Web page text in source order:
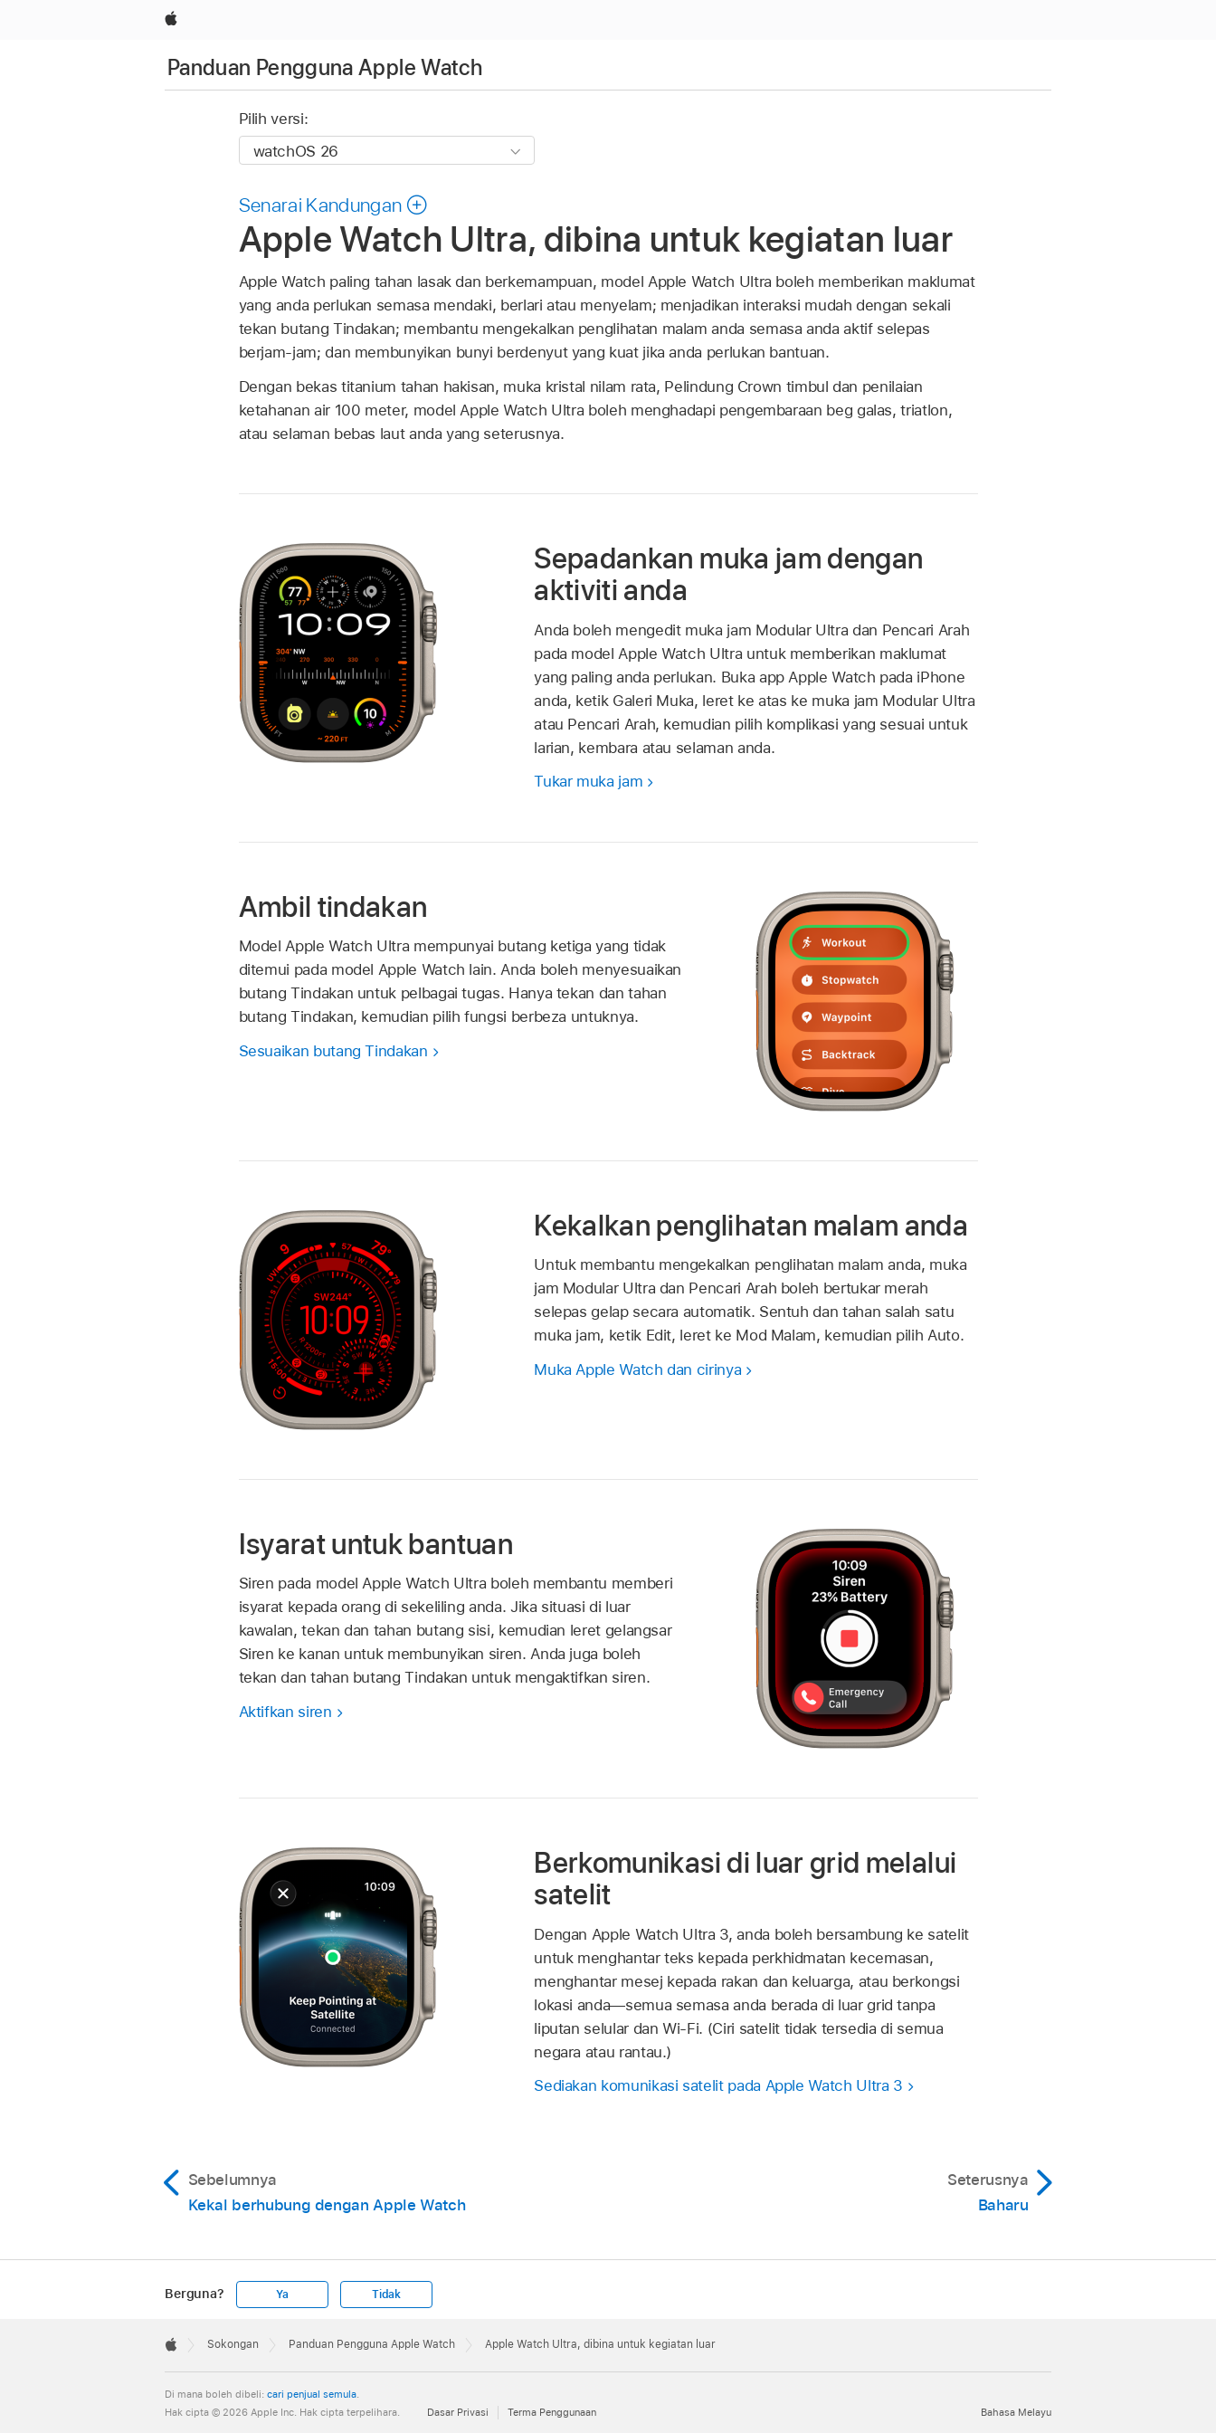
Apple
Panduan Pengguna Apple Watch
Pilih versi:
Senarai Kandungan
Apple Watch Ultra, dibina untuk kegiatan luar
Apple Watch paling tahan lasak dan berkemampuan, model Apple Watch Ultra boleh memberikan maklumat
yang anda perlukan semasa mendaki, berlari atau menyelam; menjadikan interaksi mudah dengan sekali
tekan butang Tindakan; membantu mengekalkan penglihatan malam anda semasa anda aktif selepas
berjam-jam; dan membunyikan bunyi berdenyut yang kuat jika anda perlukan bantuan.
Dengan bekas titanium tahan hakisan, muka kristal nilam rata, Pelindung Crown timbul dan penilaian
ketahanan air 100 meter, model Apple Watch Ultra boleh menghadapi pengembaraan beg galas, triatlon,
atau selaman bebas laut anda yang seterusnya.
Sepadankan muka jam dengan
aktiviti anda
Anda boleh mengedit muka jam Modular Ultra dan Pencari Arah
pada model Apple Watch Ultra untuk memberikan maklumat
yang paling anda perlukan. Buka app Apple Watch pada iPhone
anda, ketik Galeri Muka, leret ke atas ke muka jam Modular Ultra
atau Pencari Arah, kemudian pilih komplikasi yang sesuai untuk
larian, kembara atau selaman anda.
Tukar muka jam
Ambil tindakan
Model Apple Watch Ultra mempunyai butang ketiga yang tidak
ditemui pada model Apple Watch lain. Anda boleh menyesuaikan
butang Tindakan untuk pelbagai tugas. Hanya tekan dan tahan
butang Tindakan, kemudian pilih fungsi berbeza untuknya.
Sesuaikan butang Tindakan
Kekalkan penglihatan malam anda
Untuk membantu mengekalkan penglihatan malam anda, muka
jam Modular Ultra dan Pencari Arah boleh bertukar merah
selepas gelap secara automatik. Sentuh dan tahan salah satu
muka jam, ketik Edit, leret ke Mod Malam, kemudian pilih Auto.
Muka Apple Watch dan cirinya
Isyarat untuk bantuan
Siren pada model Apple Watch Ultra boleh membantu memberi
isyarat kepada orang di sekeliling anda. Jika situasi di luar
kawalan, tekan dan tahan butang sisi, kemudian leret gelangsar
Siren ke kanan untuk membunyikan siren. Anda juga boleh
tekan dan tahan butang Tindakan untuk mengaktifkan siren.
Aktifkan siren
Berkomunikasi di luar grid melalui
satelit
Dengan Apple Watch Ultra 3, anda boleh bersambung ke satelit
untuk menghantar teks kepada perkhidmatan kecemasan,
menghantar mesej kepada rakan dan keluarga, atau berkongsi
lokasi anda—semua semasa anda berada di luar grid tanpa
liputan selular dan Wi-Fi. (Ciri satelit tidak tersedia di semua
negara atau rantau.)
Sediakan komunikasi satelit pada Apple Watch Ultra 3
Sebelumnya
Kekal berhubung dengan Apple Watch
Seterusnya
Baharu
Berguna? Ya Tidak
Footer

Sokongan Panduan Pengguna Apple Watch Apple Watch Ultra, dibina untuk kegiatan luar
Di mana boleh dibeli: cari penjual semula
Bahasa Melayu
Hak cipta © 2026 Apple Inc. Hak cipta terpelihara. Dasar Privasi Terma Penggunaan